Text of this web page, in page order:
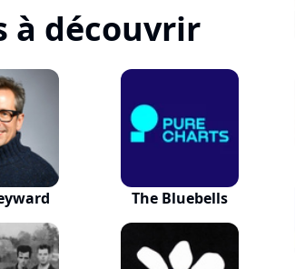
à découvrir
The Bluebells